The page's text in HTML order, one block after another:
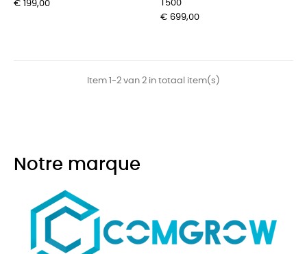
Prijs
€ 199,00
T500
Prijs
€ 699,00
Item 1-2 van 2 in totaal item(s)
Notre marque